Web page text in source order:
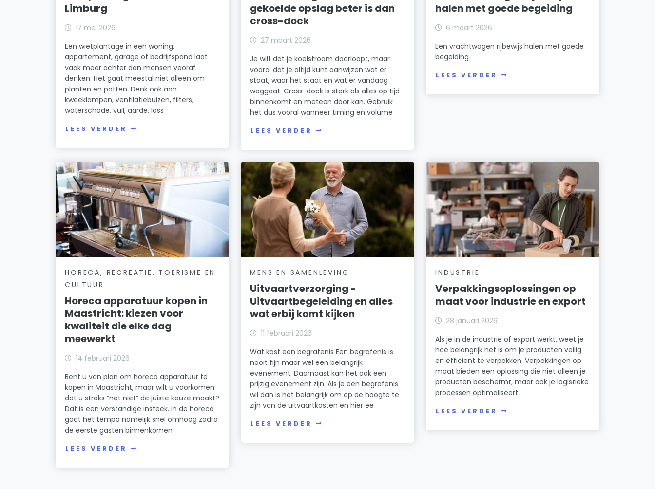
Limburg
17 mei 2026
Een wietplantage in een woning,
appartement, garage of bedrijfspand laat
vaak meer achter dan mensen vooraf
denken. Het gaat meestal niet alleen om
planten en potten. Denk ook aan
kweeklampen, ventilatiebuizen, filters,
waterschade, vuil, aarde, loss
LEES VERDER
gekoelde opslag beter is dan
cross-dock
27 maart 2026
Je wilt dat je koelstroom doorloopt, maar
vooral dat je altijd kunt aanwijzen wat er
staat, waar het staat en wat er vandaag
weggaat. Cross-dock is sterk als alles op tijd
binnenkomt en meteen door kan. Gebruik
het dus vooral wanneer timing en volume
LEES VERDER
halen met goede begeiding
6 maart 2026
Een vrachtwagen rijbewijs halen met goede
begeiding
LEES VERDER
HORECA, RECREATIE, TOERISME EN
CULTUUR
Horeca apparatuur kopen in
Maastricht: kiezen voor
kwaliteit die elke dag
meewerkt
14 februari 2026
Bent u van plan om horeca apparatuur te
kopen in Maastricht, maar wilt u voorkomen
dat u straks “net niet” de juiste keuze maakt?
Dat is een verstandige insteek. In de horeca
gaat het tempo namelijk snel omhoog zodra
de eerste gasten binnenkomen.
LEES VERDER
MENS EN SAMENLEVING
Uitvaartverzorging -
Uitvaartbegeleiding en alles
wat erbij komt kijken
11 februari 2026
Wat kost een begrafenis Een begrafenis is
nooit fijn maar wel een belangrijk
evenement. Daarnaast kan het ook een
prijzig evenement zijn. Als je een begrafenis
wil dan is het belangrijk om op de hoogte te
zijn van de uitvaartkosten en hier ee
LEES VERDER
INDUSTRIE
Verpakkingsoplossingen op
maat voor industrie en export
28 januari 2026
Als je in de industrie of export werkt, weet je
hoe belangrijk het is om je producten veilig
en efficiënt te verpakken. Verpakkingen op
maat bieden een oplossing die niet alleen je
producten beschermt, maar ook je logistieke
processen optimaliseert.
LEES VERDER